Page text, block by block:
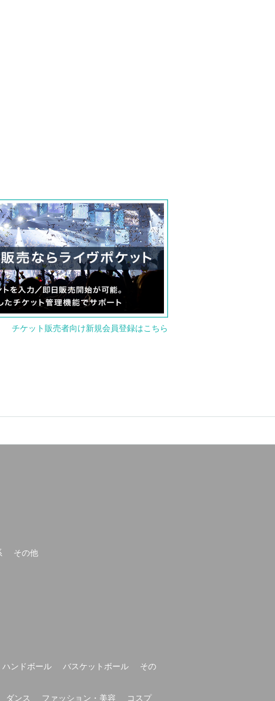
チケット販売者向け新規会員登録はこちら
その他
ハンドボール バスケットボール
その
ダンス ファッション・美容 コスプ